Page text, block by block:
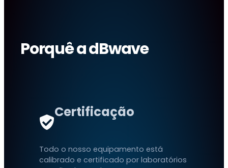
Porquê a dBwave
Certificação
Todo o nosso equipamento está
calibrado e certificado por laboratórios